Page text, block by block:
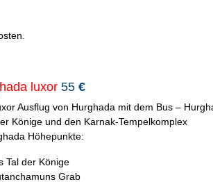
luxor 55 €
Ausflug von Hurghada mit dem Bus –
Könige und den Karnak-Tempelkomplex
Höhepunkte:
Tal der Könige
Grab